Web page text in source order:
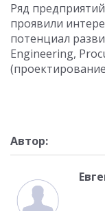
Ряд
проявили
потенциал
Engineering,
Автор: